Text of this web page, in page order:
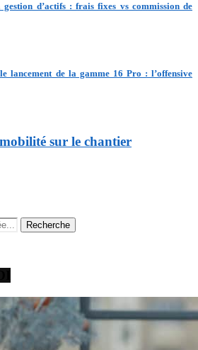
d’actifs : frais fixes vs commission de
lancement de la gamme 16 Pro : l’offensive
sur le chantier